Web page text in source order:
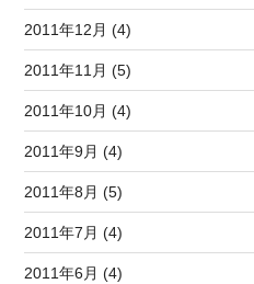
2011年12月 (4)
2011年11月 (5)
2011年10月 (4)
2011年9月 (4)
2011年8月 (5)
2011年7月 (4)
2011年6月 (4)